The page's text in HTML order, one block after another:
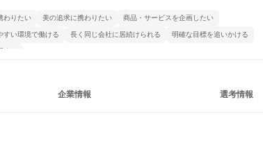
わりたい 美の追求に携わりたい 商品・サービスを企画したい
すい環境で働ける 長く同じ会社に居続けられる 明確な目標を追いかける
る
企業情報 選考情報